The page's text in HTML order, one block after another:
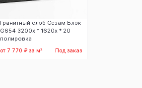
Гранитный слэб Сезам Блэк
G654 3200х * 1620х * 20
полировка
от 7 770 ₽ за м² Под заказ